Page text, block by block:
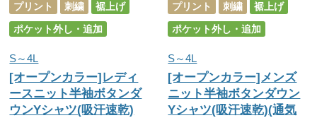
プリント 刺繍
裾上げ
ポケット外し・追加
S～4L
[オープンカラー]レディ
ースニット半袖ボタンダ
ウンYシャツ(吸汗速乾)
プリント 刺繍
裾上げ
ポケット外し・追加
S～4L
[オープンカラー]メンズ
ニット半袖ボタンダウン
Yシャツ(吸汗速乾)(通気